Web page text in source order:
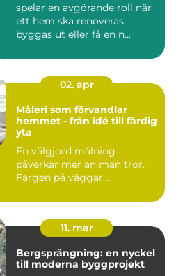
spelar en avgörande roll när
ett hem ska renoveras,
byggas ut eller få en n...
02. apr
Måleri som förvandlar
hemmet - från idé till färdig
yta
En välgjord målning
påverkar mer än man tror.
Färgen på väggar...
11. mar
Bergsprängning: en nyckel
till moderna byggprojekt